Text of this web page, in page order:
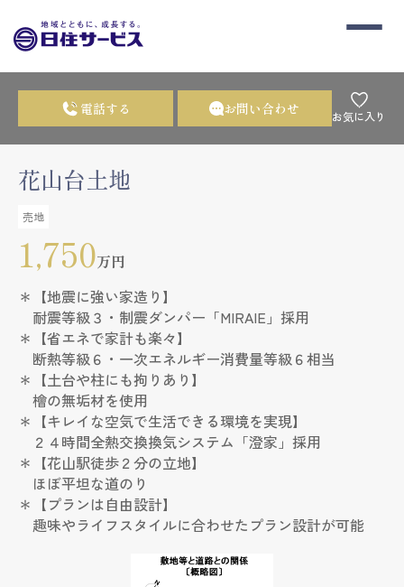
電話する お問い合わせ お気に入り
花山台土地
売地
1,750万円
＊【地震に強い家造り】
耐震等級３・制震ダンパー「MIRAIE」採用
＊【省エネで家計も楽々】
断熱等級６・一次エネルギー消費量等級６相当
＊【土台や柱にも拘りあり】
檜の無垢材を使用
＊【キレイな空気で生活できる環境を実現】
２４時間全熱交換換気システム「澄家」採用
＊【花山駅徒歩２分の立地】
ほぼ平坦な道のり
＊【プランは自由設計】
趣味やライフスタイルに合わせたプラン設計が可能